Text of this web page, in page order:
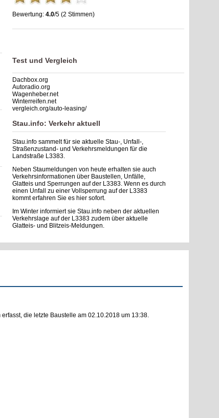
Bewertung: 4.0/5 (2 Stimmen)
Stau L3383: Unfälle, Sperrung & Baustellen | Staumelder
Test und Vergleich
Dachbox.org
Autoradio.org
Wagenheber.net
Winterreifen.net
vergleich.org/auto-leasing/
Stau.info: Verkehr aktuell
Stau.info sammelt für sie aktuelle Stau-, Unfall-,
Straßenzustand- und Verkehrsmeldungen für die
Landstraße L3383.
Neben Staumeldungen von heute erhalten sie auch
Verkehrsinformationen über Baustellen, Unfälle,
Glatteis und Sperrungen auf der L3383. Wenn es durch
einen Unfall zu einer Vollsperrung auf der L3383
kommt erfahren Sie es hier sofort.
Im Winter informiert sie Stau.info neben der aktuellen
Verkehrslage auf der L3383 zudem über aktuelle
Glatteis- und Blitzeis-Meldungen.
die letzte Baustelle am 02.10.2018 um 13:38.